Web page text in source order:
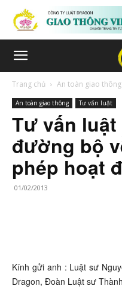
Trang chủ An toàn giao thông
An toàn giao thông Tư vấn luật
Tư vấn
đường bộ
phép hoạt
01/02/2013
Kính gửi anh : Luật sư
Dragon, Đoàn Luật sư